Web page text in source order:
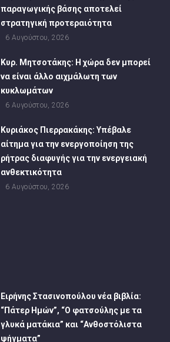
παραγωγικής βάσης αποτελεί
στρατηγική προτεραιότητα
6 Αυγούστου, 2026
Κυρ. Μητσοτάκης: Η χώρα δεν μπορεί
να είναι άλλο αιχμάλωτη των
κυκλωμάτων
6 Αυγούστου, 2026
Κυριάκος Πιερρακάκης: Υπέβαλε
αίτημα για την ενεργοποίηση της
ρήτρας διαφυγής για την ενεργειακή
ανθεκτικότητα
6 Αυγούστου, 2026
Ειρήνης Στασινοπούλου νέα βιβλία:
“Πάτερ Ημών”, “Ο φατσούλης με τα
γλυκά ματάκια” και “Ανθοστόλιστα
ψήγματα”